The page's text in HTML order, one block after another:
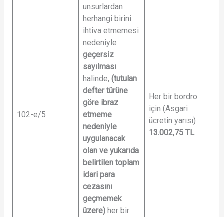
102-e/5
unsurlardan
herhangi birini
ihtiva etmemesi
nedeniyle
geçersiz
sayılması
halinde, (tutulan
defter türüne
göre ibraz
etmeme
nedeniyle
uygulanacak
olan ve yukarıda
belirtilen toplam
idari para
cezasını
geçmemek
üzere)her bir
Her bir bordro
için (Asgari
ücretin yarısı)
13.002,75TL